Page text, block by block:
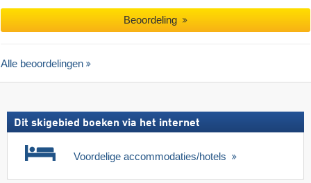
Beoordeling
Alle beoordelingen
Dit skigebied boeken via het internet
Voordelige accommodaties/hotels